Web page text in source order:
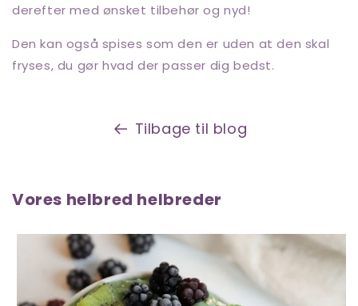
derefter med ønsket tilbehør og nyd!
Den kan også spises som den er uden at den skal
fryses, du gør hvad der passer dig bedst.
Tilbage til blog
Vores helbred helbreder